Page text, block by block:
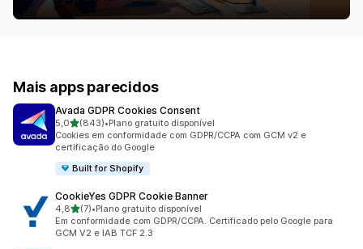
Mais apps parecidos
Avada GDPR Cookies Consent
5,0de 5 estrelas
(843)
843 avaliações ao todo
•Plano gratuito disponível
Cookies em conformidade com GDPR/CCPA com GCM v2 e
certificação do Google
Built for Shopify
CookieYes GDPR Cookie Banner
4,8de 5 estrelas
(7)
7 avaliações ao todo
•Plano gratuito disponível
Em conformidade com GDPR/CCPA. Certificado pelo Google para
GCM V2 e IAB TCF 2.3